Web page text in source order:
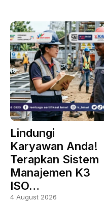
Lindungi
Karyawan Anda!
Terapkan Sistem
Manajemen K3
ISO…
4 August 2026